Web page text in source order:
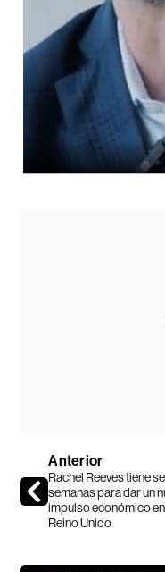
Anterior
Rachel Reeves tiene
semanas para dar un
impulso económico en
Reino Unido